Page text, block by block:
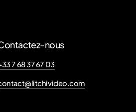
nous
7 68 37 67 03